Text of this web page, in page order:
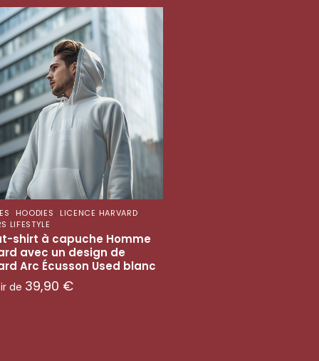
, HOODIES, LICENCE HARVARD,
LIFESTYLE
shirt à capuche Homme
avec un design de
Arc Écusson Used blanc
de 39,90 €